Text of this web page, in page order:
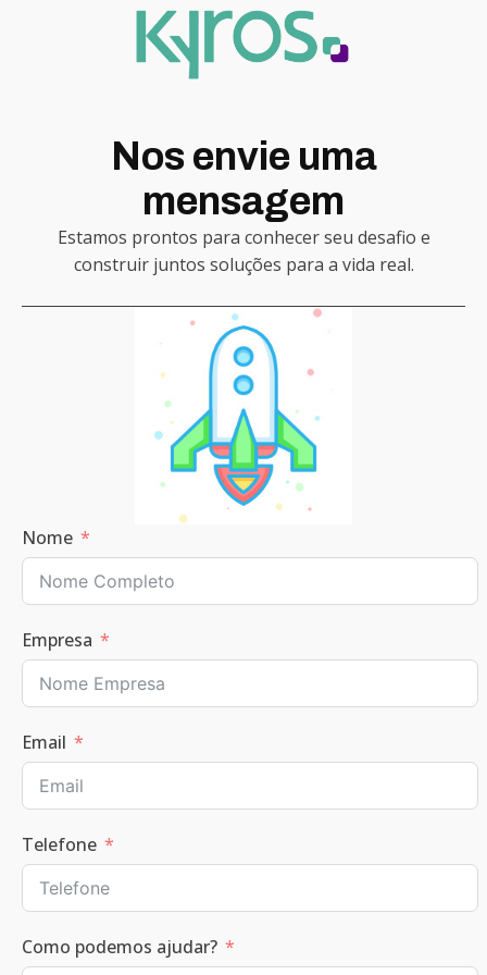
Nos envie uma
mensagem
Estamos prontos para conhecer seu desafio e
construir juntos soluções para a vida real.
Nome
Empresa
Email
Telefone
Como podemos ajudar?